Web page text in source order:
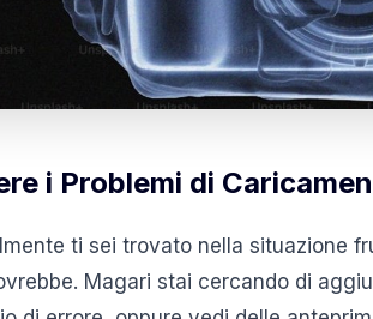
i Problemi di
ti sei trovato nella situazione
Magari stai cercando di